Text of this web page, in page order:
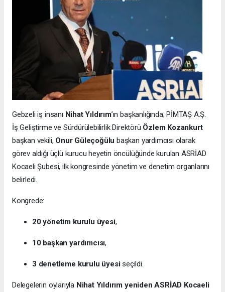
Gebzeli iş insanı Nihat Yıldırım’ın başkanlığında; PİMTAŞ A.Ş.
İş Geliştirme ve Sürdürülebilirlik Direktörü Özlem Kozankurt
başkan vekili, Onur Güleçoğülu başkan yardımcısı olarak
görev aldığı üçlü kurucu heyetin öncülüğünde kurulan ASRİAD
Kocaeli Şubesi, ilk kongresinde yönetim ve denetim organlarını
belirledi.
Kongrede:
20 yönetim kurulu üyesi,
10 başkan yardımcısı,
3 denetleme kurulu üyesiseçildi.
Delegelerin oylarıyla Nihat Yıldırım yeniden ASRİAD Kocaeli